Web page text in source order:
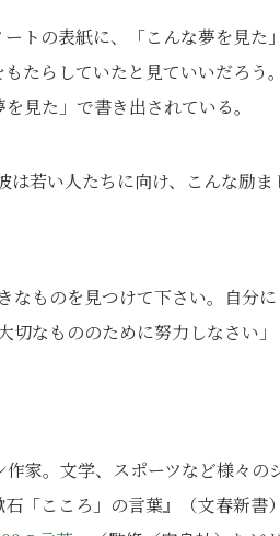
トの表紙に、「こんな夢を見た
たらしていたと見ていいだろ
見た」で書き出されている。
若い人たちに向け、こんな励ま
なものを見つけて下さい。自分
切なもののために努力しなさい」
家。文学、スポーツなど様々
「こころ」の言葉』（文春新書